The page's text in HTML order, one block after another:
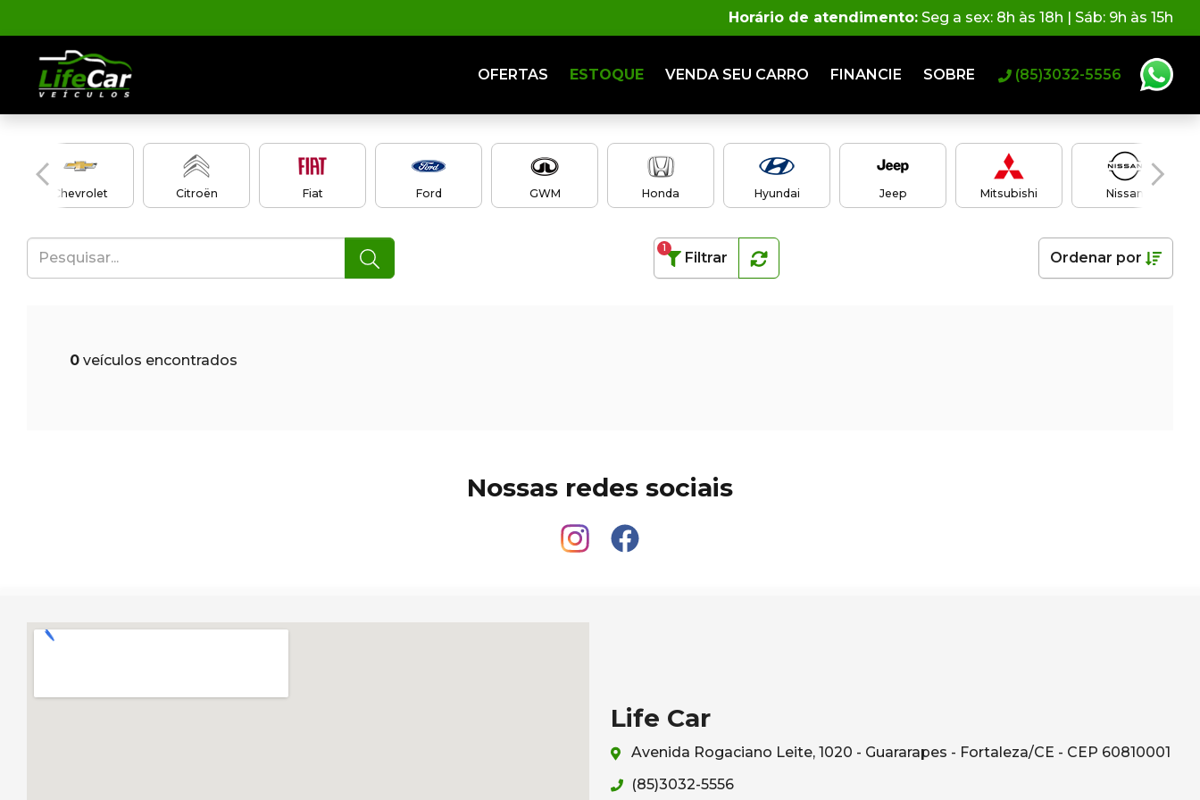
Horário de atendimento: Seg a sex: 8h às 18h | Sáb: 9h às 15h
OFERTAS ESTOQUE VENDA SEU CARRO FINANCIE SOBRE (85)3032-5556
Chevrolet Citroën Fiat Ford GWM Honda Hyundai Jeep Mitsubishi Nissan
Filtrar
1
Ordenar por
0 veículos encontrados
Nossas redes sociais
Life Car
Avenida Rogaciano Leite, 1020 - Guararapes - Fortaleza/CE - CEP 60810001
(85)3032-5556